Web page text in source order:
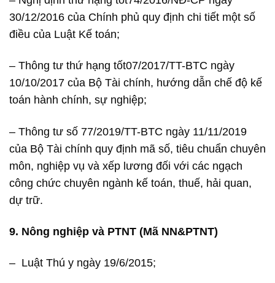
30/12/2016 của Chính phủ quy định chi tiết một số
điều của Luật Kế toán;
– Thông tư thứ hạng tốt07/2017/TT-BTC ngày
10/10/2017 của Bộ Tài chính, hướng dẫn chế độ kế
toán hành chính, sự nghiệp;
– Thông tư số 77/2019/TT-BTC ngày 11/11/2019
của Bộ Tài chính quy định mã số, tiêu chuẩn chuyên
môn, nghiệp vụ và xếp lương đối với các ngạch
công chức chuyên ngành kế toán, thuế, hải quan,
dự trữ.
9. Nông nghiệp và PTNT (Mã NN&PTNT)
– Luật Thú y ngày 19/6/2015;